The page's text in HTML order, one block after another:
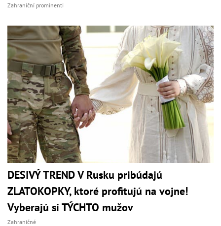
Zahraniční prominenti
DESIVÝ TREND V Rusku pribúdajú
ZLATOKOPKY, ktoré profitujú na vojne!
Vyberajú si TÝCHTO mužov
Zahraničné